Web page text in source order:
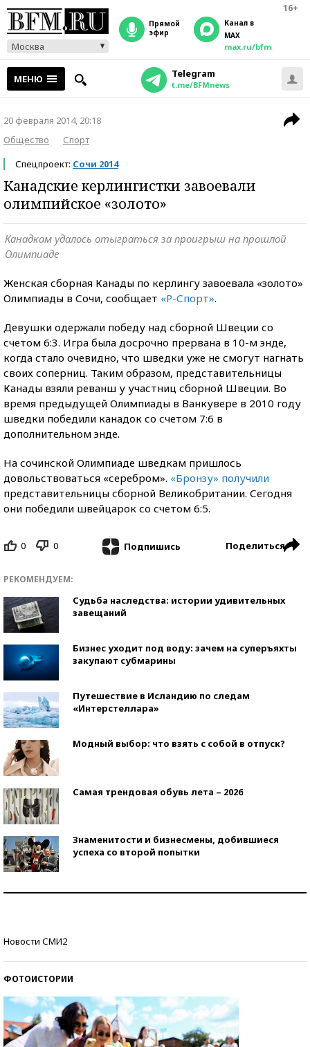
16+
Москва
прямой
эфир
Канал в
MAX
max.ru/bfm
МЕНЮ Telegram
t.me/BFMnews
20 февраля 2014, 20:18
Общество
Спорт
Спецпроект: Сочи 2014
Канадские керлингистки завоевали
олимпийское «золото»
Канадкам удалось отыграться за проигрыш на прошлой
Олимпиаде
Женская сборная Канады по керлингу завоевала «золото»
Олимпиады в Сочи, сообщает «Р-Спорт».
Девушки одержали победу над сборной Швеции со
счетом 6:3. Игра была досрочно прервана в 10-м энде,
когда стало очевидно, что шведки уже не смогут нагнать
своих соперниц. Таким образом, представительницы
Канады взяли реванш у участниц сборной Швеции. Во
время предыдущей Олимпиады в Ванкувере в 2010 году
шведки победили канадок со счетом 7:6 в
дополнительном энде.
На сочинской Олимпиаде шведкам пришлось
довольствоваться «серебром». «Бронзу» получили
представительницы сборной Великобритании. Сегодня
они победили швейцарок со счетом 6:5.
0 0 Подпишись Поделиться
РЕКОМЕНДУЕМ:
Судьба наследства: истории удивительных
завещаний
Бизнес уходит под воду: зачем на суперъяхты
закупают субмарины
Путешествие в Исландию по следам
«Интерстеллара»
Модный выбор: что взять с собой в отпуск?
Самая трендовая обувь лета – 2026
Знаменитости и бизнесмены, добившиеся
успеха со второй попытки
Новости СМИ2
ФОТОИСТОРИИ